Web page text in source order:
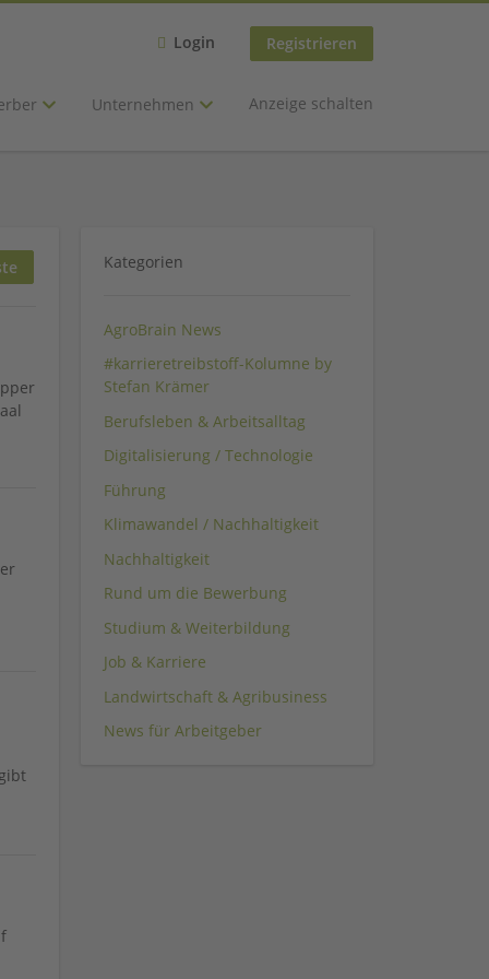
Login Registrieren
Unternehmen Anzeige schalten
Kategorien
AgroBrain News
#karrieretreibstoff-Kolumne by
Stefan Krämer
Berufsleben & Arbeitsalltag
Digitalisierung / Technologie
Führung
Klimawandel / Nachhaltigkeit
Nachhaltigkeit
Rund um die Bewerbung
Studium & Weiterbildung
Job & Karriere
Landwirtschaft & Agribusiness
News für Arbeitgeber